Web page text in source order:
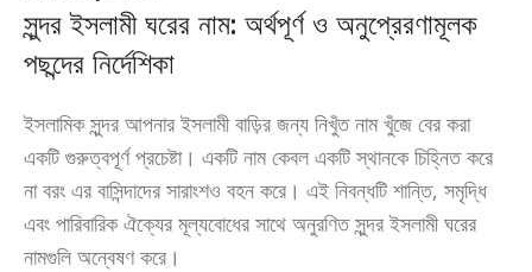
সুন্দর ইসলামী ঘরের নাম: অর্থপূর্ণ ও অনুপ্রেরণামূলক
পছন্দের নির্দেশিকা
ইসলামিক সুন্দর আপনার ইসলামী বাড়ির জন্য নিখুঁত নাম খুঁজে বের করা
একটি গুরুত্বপূর্ণ প্রচেষ্টা। একটি নাম কেবল একটি স্থানকে চিহ্নিত করে
না বরং এর বাসিন্দাদের সারাংশও বহন করে। এই নিবন্ধটি শান্তি, সমৃদ্ধি
এবং পারিবারিক ঐক্যের মূল্যবোধের সাথে অনুরণিত সুন্দর ইসলামী ঘরের
নামগুলি অন্বেষণ করে।